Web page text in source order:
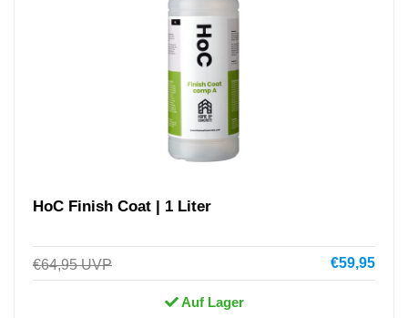
HoC Finish Coat | 1 Liter
€64,95UVP €59,95
Auf Lager